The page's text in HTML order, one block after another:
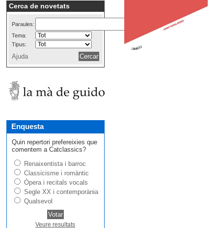
Cerca de novetats
Paraules:
Tema:
Tipus:
Ajuda
Enquesta
Quin repertori prefereixies que
comentem a Catclassics?
Renaixentista i barroc
Classicisme i romàntic
Òpera i recitals vocals
Segle XX i contemporània
Qualsevol
Veure resultats